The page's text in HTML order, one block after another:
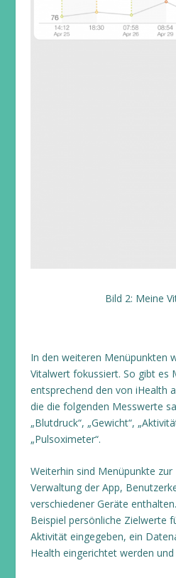
Bild 2: Meine
In den weiteren Menüpunkten
Vitalwert fokussiert. So gibt es
entsprechend den von iHealth
die die folgenden Messwerte
„Blutdruck“, „Gewicht“,
„Pulsoximeter“.
Weiterhin sind Menüpunkte zur
Verwaltung der App,
verschiedener Geräte
Beispiel persönliche Zielwerte
Aktivität eingegeben, ein
Health eingerichtet werden